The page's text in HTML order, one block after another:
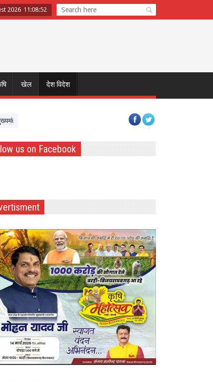
2026 11 :08:53
खेल देश विदेश
डॉ. यादव ने नर्मदापुरम के बलराम कृषि महोत्सव को किया वर्चुअली संबोधित, किसानों से
us on Facebook